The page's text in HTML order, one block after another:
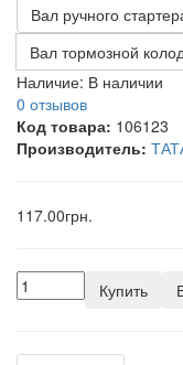
Вал ручного
Вал тормозной
Наличие: В наличии
0 отзывов
Код товара: 106123
Производитель:
117.00грн.
Купить